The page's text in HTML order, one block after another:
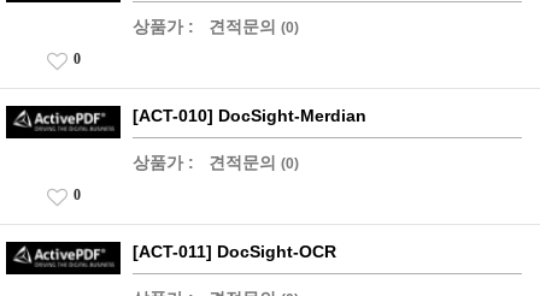
상품가 : 견적문의 (0)
0
[ACT-010] DocSight-Merdian
상품가 : 견적문의 (0)
0
[ACT-011] DocSight-OCR